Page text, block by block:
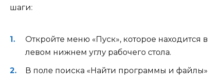
шаги:
Откройте меню «Пуск», которое находится в
левом нижнем углу рабочего стола.
В поле поиска «Найти программы и файлы»